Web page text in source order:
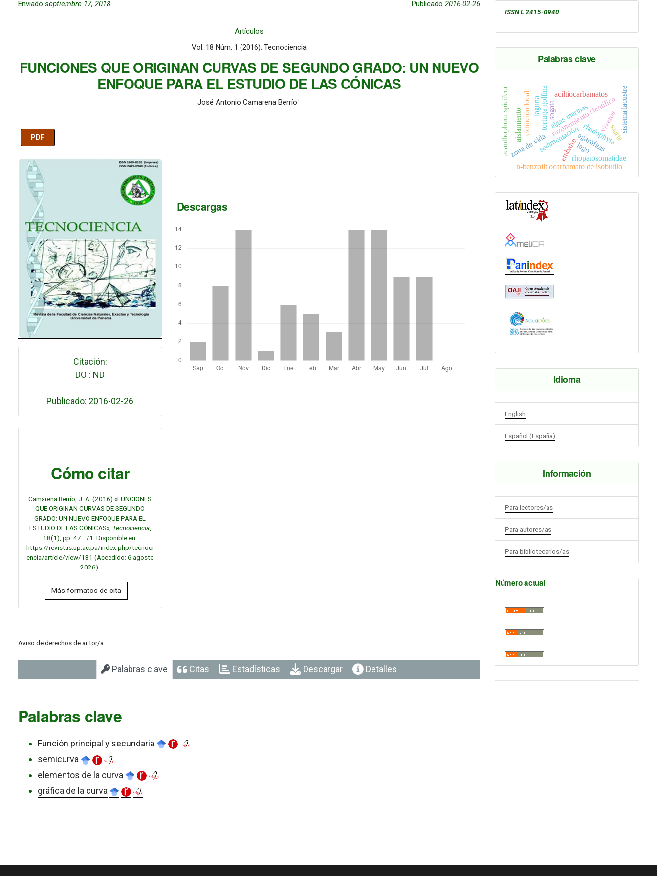
Enviado septiembre 17, 2018 Publicado 2016-02-26
Artículos
Vol. 18 Núm. 1 (2016): Tecnociencia
FUNCIONES QUE ORIGINAN CURVAS DE SEGUNDO GRADO: UN NUEVO
ENFOQUE PARA EL ESTUDIO DE LAS CÓNICAS
José Antonio Camarena Berrío+
PDF
Imagen de portada
Citación:
DOI: ND
Publicado: 2016-02-26
Cómo citar
Camarena Berrío, J. A. (2016) «FUNCIONES
QUE ORIGINAN CURVAS DE SEGUNDO
GRADO: UN NUEVO ENFOQUE PARA EL
ESTUDIO DE LAS CÓNICAS», Tecnociencia,
18(1), pp. 47–71. Disponible en:
https://revistas.up.ac.pa/index.php/tecnoci
encia/article/view/131 (Accedido: 6 agosto
2026).
Más formatos de cita
Aviso de derechos de autor/a
Descargas
Palabras clave Citas Estadísticas Descargar Detalles
Palabras clave
Función principal y secundaria
semicurva
elementos de la curva
gráfica de la curva
ISSN L 2415-0940
Palabras clave
razonamiento científico
tortuga golfina sistema lacustre
sedimentación
embalse
zona de vida
algas marinas
rhodophyta
agarófitas
acanthophora spicifera
n-benzoiltiocarbamato de isobutilo
aciltiocarbamatos
viveros
laguna
extinción local
aislamiento sauria
lago
sogata
rhopaiosomatidae
Idioma
English
Español (España)
Información
Para lectores/as
Para autores/as
Para bibliotecarios/as
Número actual